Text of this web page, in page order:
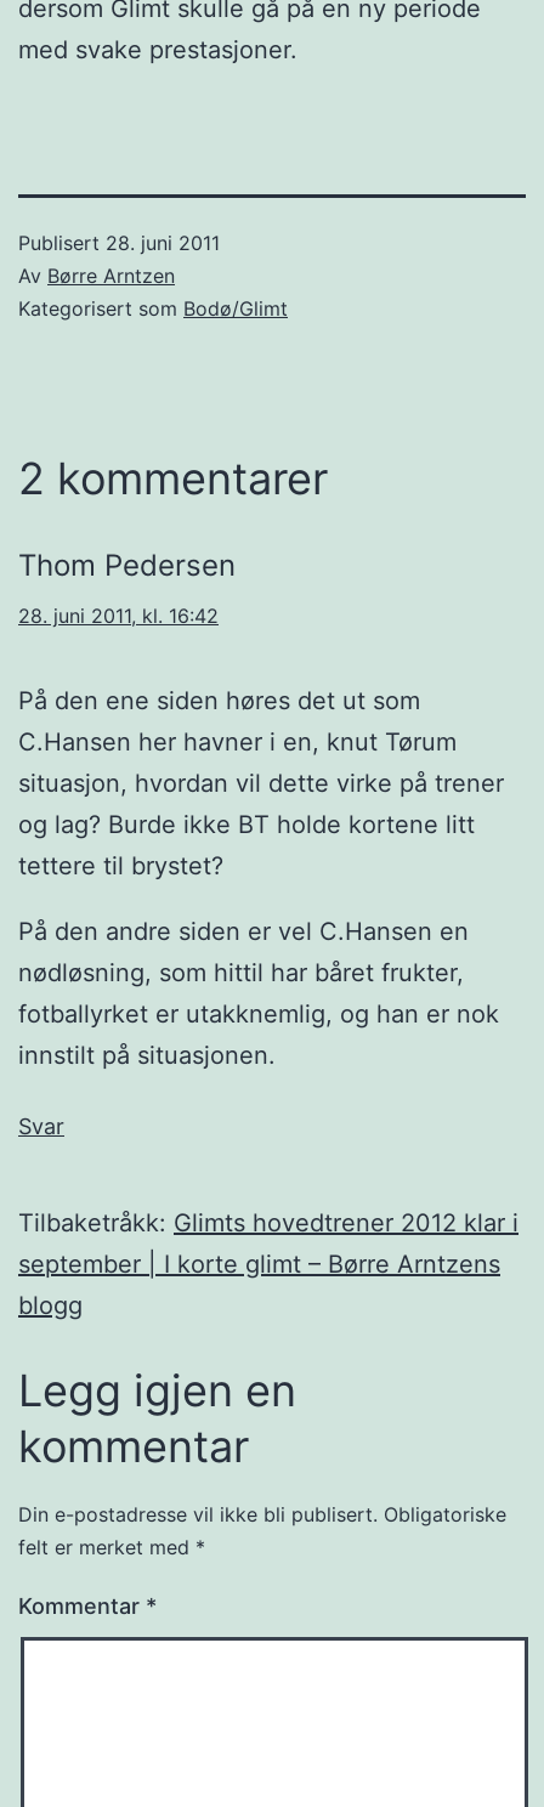
dersom Glimt skulle gå på en ny periode
med svake prestasjoner.
Publisert 28. juni 2011
Av Børre Arntzen
Kategorisert som Bodø/Glimt
2 kommentarer
Thom Pedersen
28. juni 2011, kl. 16:42
På den ene siden høres det ut som
C.Hansen her havner i en, knut Tørum
situasjon, hvordan vil dette virke på trener
og lag? Burde ikke BT holde kortene litt
tettere til brystet?
På den andre siden er vel C.Hansen en
nødløsning, som hittil har båret frukter,
fotballyrket er utakknemlig, og han er nok
innstilt på situasjonen.
Svar
Tilbaketråkk: Glimts hovedtrener 2012 klar i
september | I korte glimt – Børre Arntzens
blogg
Legg igjen en
kommentar
Din e-postadresse vil ikke bli publisert. Obligatoriske
felt er merket med *
Kommentar *